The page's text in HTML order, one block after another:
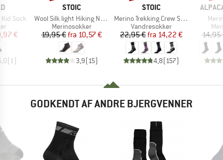
Sock
pris
€
(1 )
MÆRKE
STOIC
Artikel
Wool Silk light Hiking No Show Socks
Produktgruppe
Merinosokker
Pris
19,95 € Nedsat pris
fra 10,57 €
3,9(15)
MÆRKE
STOIC
Artikel
Merino Trekking Crew Socks Stripes
Produktgruppe
Vandresokker
Pris
22,95 € Nedsat pris
fra 14,22 €
4,8(157)
14,95
GODKENDT AF ANDRE BJERGVENNER